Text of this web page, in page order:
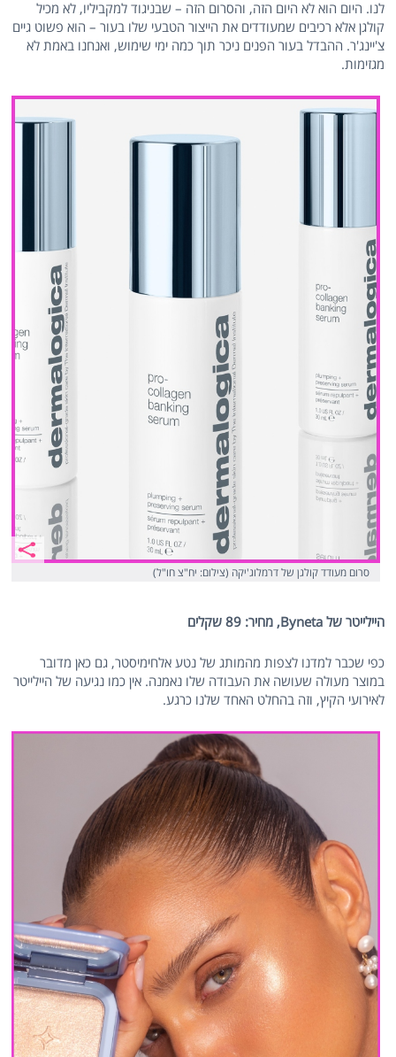
לנו. היום הוא לא היום הזה, והסרום הזה – שבניגוד למקביליו, לא מכיל
קולגן אלא רכיבים שמעודדים את הייצור הטבעי שלו בעור – הוא פשוט גיים
צ'יינג'ר. ההבדל בעור הפנים ניכר תוך כמה ימי שימוש, ואנחנו באמת לא
מגזימות.
סרום מעודד קולגן של דרמלוג'יקה (צילום: יח"צ חו"ל)
היילייטר של Byneta, מחיר: 89 שקלים
כפי שכבר למדנו לצפות מהמותג של נטע אלחימיסטר, גם כאן מדובר
במוצר מעולה שעושה את העבודה שלו נאמנה. אין כמו נגיעה של היילייטר
לאירועי הקיץ, וזה בהחלט האחד שלנו כרגע.